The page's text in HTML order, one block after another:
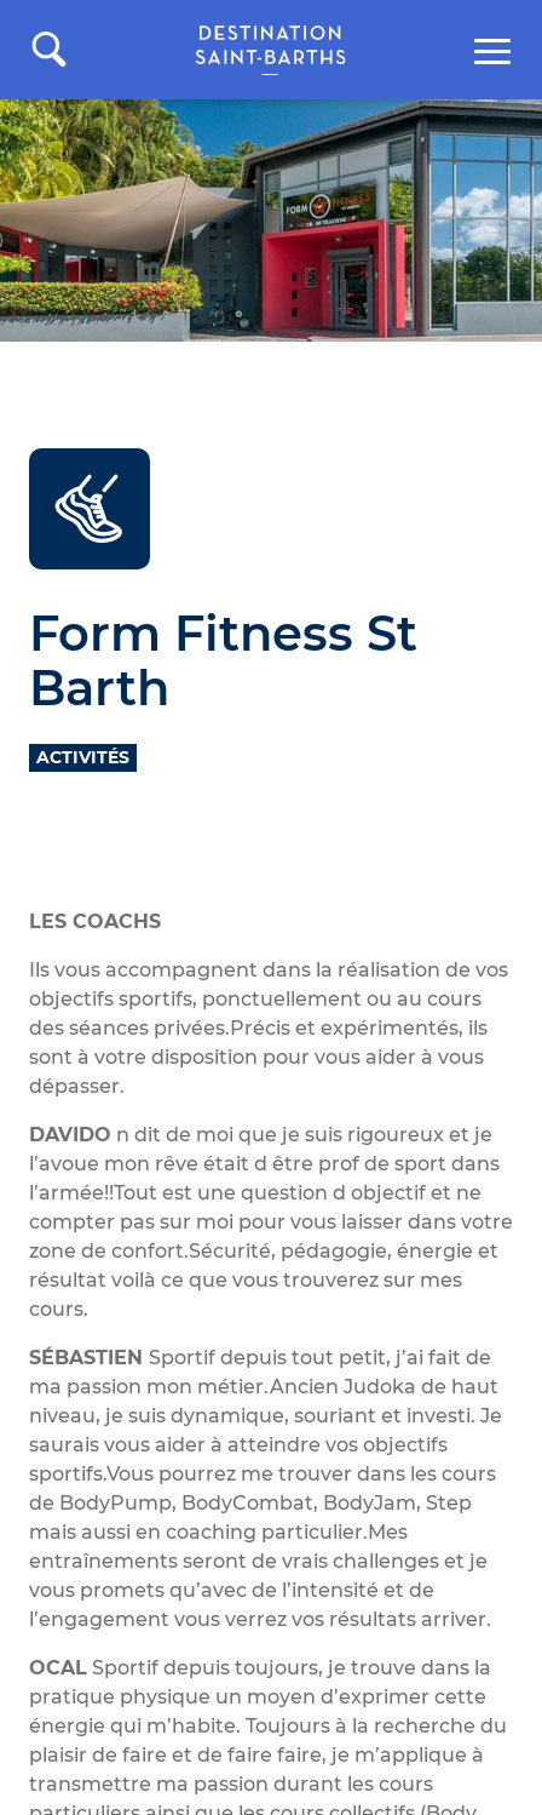
Form Fitness St
Barth
ACTIVITÉS
LES COACHS
Ils vous accompagnent dans la réalisation de vos
objectifs sportifs, ponctuellement ou au cours
des séances privées.Précis et expérimentés, ils
sont à votre disposition pour vous aider à vous
dépasser.
DAVIDO n dit de moi que je suis rigoureux et je
l’avoue mon rêve était d être prof de sport dans
l’armée!!Tout est une question d objectif et ne
compter pas sur moi pour vous laisser dans votre
zone de confort.Sécurité, pédagogie, énergie et
résultat voilà ce que vous trouverez sur mes
cours.
SÉBASTIEN Sportif depuis tout petit, j’ai fait de
ma passion mon métier.Ancien Judoka de haut
niveau, je suis dynamique, souriant et investi. Je
saurais vous aider à atteindre vos objectifs
sportifs.Vous pourrez me trouver dans les cours
de BodyPump, BodyCombat, BodyJam, Step
mais aussi en coaching particulier.Mes
entraînements seront de vrais challenges et je
vous promets qu’avec de l’intensité et de
l’engagement vous verrez vos résultats arriver.
OCAL Sportif depuis toujours, je trouve dans la
pratique physique un moyen d’exprimer cette
énergie qui m’habite. Toujours à la recherche du
plaisir de faire et de faire faire, je m’applique à
transmettre ma passion durant les cours